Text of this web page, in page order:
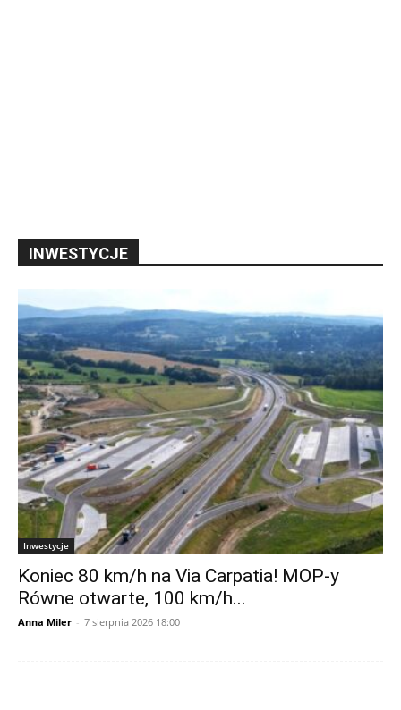
INWESTYCJE
Inwestycje
Koniec 80 km/h na Via Carpatia! MOP-y
Równe otwarte, 100 km/h...
Anna Miler - 7 sierpnia 2026 18:00